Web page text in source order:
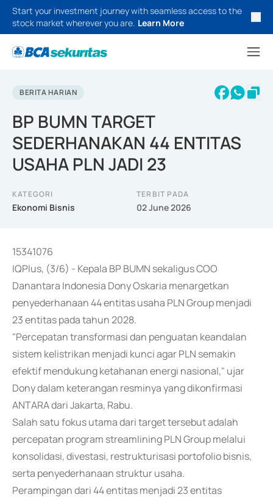
Start your investment journey with seamless access to the
stock market wherever you are. Learn More
BERITA HARIAN
BP BUMN TARGET
SEDERHANAKAN 44 ENTITAS
USAHA PLN JADI 23
KATEGORI
Ekonomi Bisnis
TERBIT PADA
02 June 2026
15341076
IQPlus, (3/6) - Kepala BP BUMN sekaligus COO
Danantara Indonesia Dony Oskaria menargetkan
penyederhanaan 44 entitas usaha PLN Group menjadi
23 entitas pada tahun 2028.
"Percepatan transformasi dan penguatan keandalan
sistem kelistrikan menjadi kunci agar PLN semakin
efektif mendukung ketahanan energi nasional," ujar
Dony dalam keterangan resminya yang dikonfirmasi
ANTARA dari Jakarta, Rabu.
Salah satu fokus utama dari target tersebut adalah
percepatan program streamlining PLN Group melalui
konsolidasi, divestasi, restrukturisasi portofolio bisnis,
serta penyederhanaan struktur usaha.
Perampingan dari 44 entitas menjadi 23 entitas